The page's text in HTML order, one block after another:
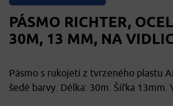
PÁSMO RICHTER,
30M, 13 MM, NA
Pásmo s rukojetí z tvrzeného plastu
šedé barvy. Délka: 30m. Šířka 13mm.